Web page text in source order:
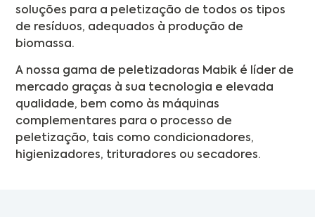
soluções para a peletização de todos os tipos
de resíduos, adequados à produção de
biomassa.
A nossa gama de peletizadoras Mabik é líder de
mercado graças à sua tecnologia e elevada
qualidade, bem como às máquinas
complementares para o processo de
peletização, tais como condicionadores,
higienizadores, trituradores ou secadores.